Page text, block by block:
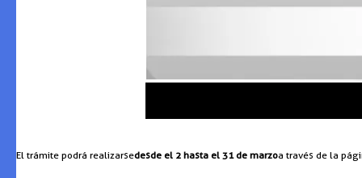
El trámite podrá realizarsedesde el 2 hasta el 31 de marzoa través de la